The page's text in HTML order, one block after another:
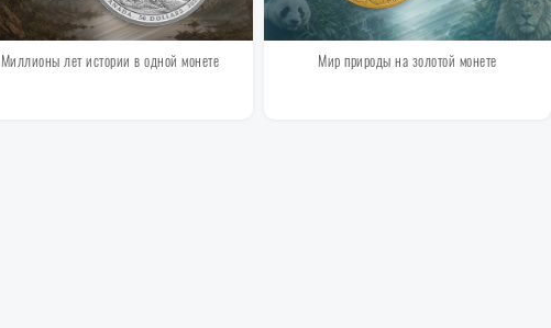
Миллионы лет истории в одной монете Мир природы на золотой монете